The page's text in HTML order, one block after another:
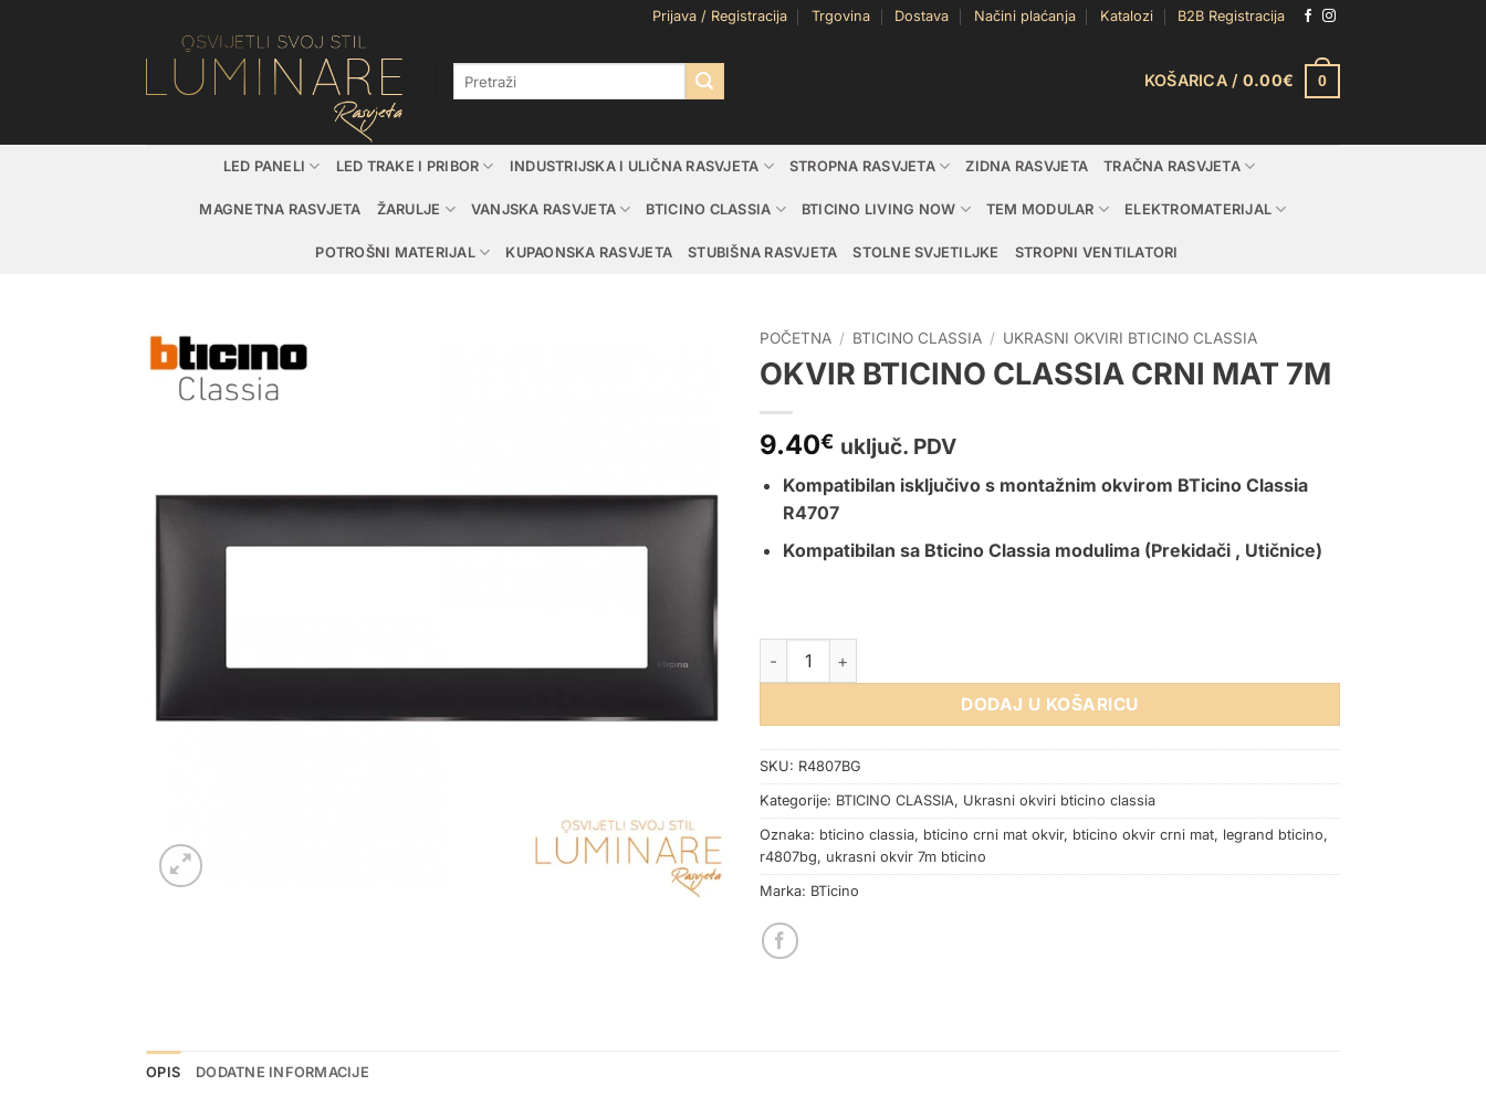
Prijava / Registracija Trgovina Dostava Načini plaćanja Katalozi B2B Registracija
KOŠARICA / 0.00€ 0
LED PANELI LED TRAKE I PRIBOR INDUSTRIJSKA I ULIČNA RASVJETA STROPNA RASVJETA ZIDNA RASVJETA TRAČNA RASVJETA
MAGNETNA RASVJETA ŽARULJE VANJSKA RASVJETA BTICINO CLASSIA BTICINO LIVING NOW TEM MODULAR ELEKTROMATERIJAL
POTROŠNI MATERIJAL KUPAONSKA RASVJETA STUBIŠNA RASVJETA STOLNE SVJETILJKE STROPNI VENTILATORI
POČETNA / BTICINO CLASSIA / UKRASNI OKVIRI BTICINO CLASSIA
OKVIR BTICINO CLASSIA CRNI MAT 7M
9.40€ uključ. PDV
Kompatibilan isključivo s montažnim okvirom BTicino Classia
R4707
Kompatibilan sa Bticino Classia modulima (Prekidači, Utičnice)
OKVIR BTICINO CLASSIA CRNI MAT 7M količina
DODAJ U KOŠARICU
SKU: R4807BG
Kategorije: BTICINO CLASSIA, Ukrasni okviri bticino classia
Oznaka: bticino classia, bticino crni mat okvir, bticino okvir crni mat, legrand bticino,
r4807bg, ukrasni okvir 7m bticino
Marka: BTicino
OPIS DODATNE INFORMACIJE